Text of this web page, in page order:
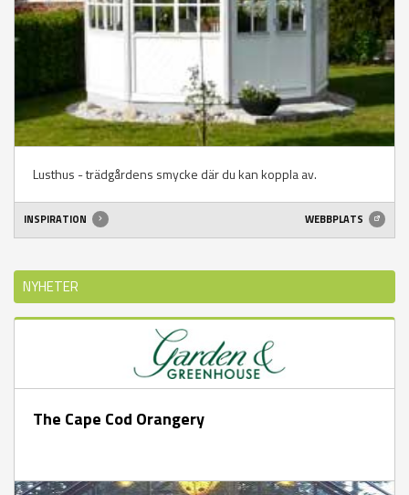
Lusthus - trädgårdens smycke där du kan koppla av.
INSPIRATION WEBBPLATS
NYHETER
The Cape Cod Orangery